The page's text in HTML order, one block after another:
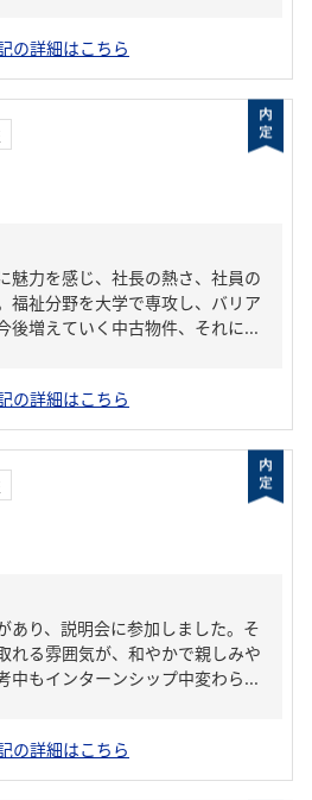
の詳細はこちら
魅力を感じ、社長の熱さ、社員の
福祉分野を大学で専攻し、バリア
後増えていく中古物件、それに...
の詳細はこちら
あり、説明会に参加しました。そ
れる雰囲気が、和やかで親しみや
中もインターンシップ中変わら...
の詳細はこちら